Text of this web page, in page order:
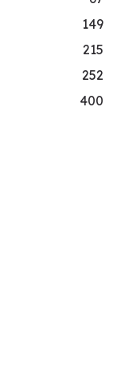
149
215
252
400